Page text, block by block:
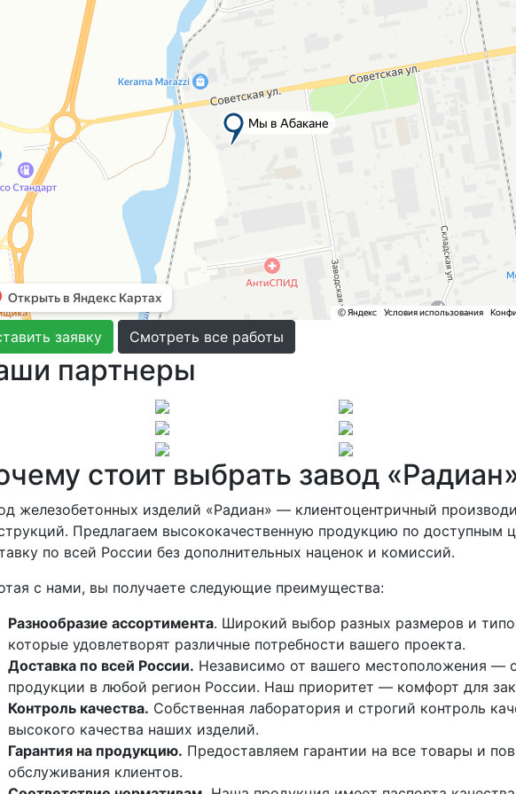
заявку Смотреть все работы
партнеры
стоит выбрать завод
железобетонных изделий «Радиан» — клиентоцентричный
Предлагаем высококачественную продукцию по доступным
по всей России без дополнительных наценок и комиссий.
с нами, вы получаете следующие преимущества:
Разнообразие ассортимента. Широкий выбор разных размеров и
которые удовлетворят различные потребности вашего проекта.
Доставка по всей России. Независимо от вашего местоположения —
продукции в любой регион России. Наш приоритет — комфорт для
Контроль качества. Собственная лаборатория и строгий контроль
высокого качества наших изделий.
Гарантия на продукцию. Предоставляем гарантии на все товары и
обслуживания клиентов.